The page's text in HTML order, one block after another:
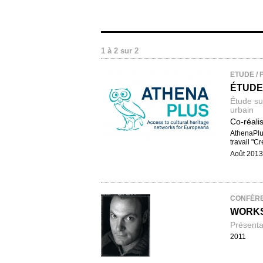
1 à 2 sur 2
ETUDE /
Étude
urbain
Co-
travail
Août 2013
2011